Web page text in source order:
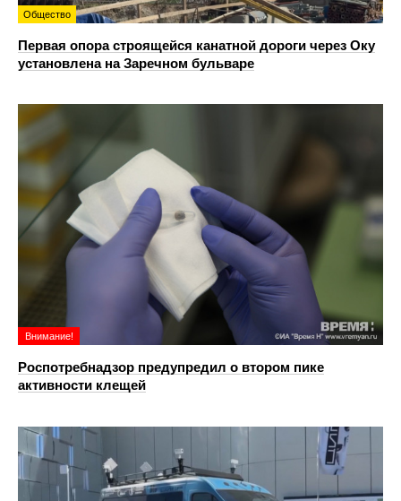
Общество
Первая опора строящейся канатной дороги через Оку
установлена на Заречном бульваре
Внимание!
Роспотребнадзор предупредил о втором пике
активности клещей